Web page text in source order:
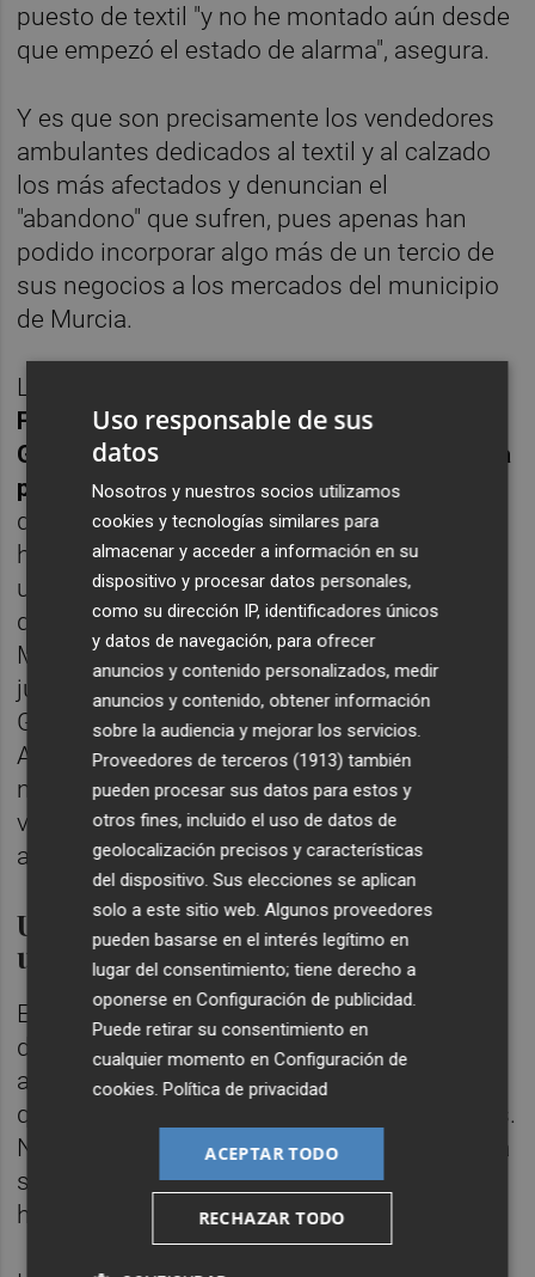
puesto de textil "y no he montado aún desde
que empezó el estado de alarma", asegura.
Y es que son precisamente los vendedores
ambulantes dedicados al textil y al calzado
los más afectados y denuncian el
"abandono" que sufren, pues apenas han
podido incorporar algo más de un tercio de
sus negocios a los mercados del municipio
de Murcia.
Los grandes mercadillos, como el de
Fama, El Palmar o el de Santa María de
Gracia, que todavía tienen que esperar para
ponerse en marcha, Vinagre explica que el
de El Palmar aún no ha empezado "porque
hay falta de acuerdo con el cambio de
ubicación que pretende el Ayuntamiento y
que no convence a todos los vendedores".
Mientras, para que se retomen los de los
jueves de Murcia, la Fama y Santa María de
Gracia, "estamos esperando que el
Ayuntamiento nos dé una solución, algo que
no han hecho tras varias reuniones. No
vamos a esperar más y queremos que el
alcalde dé una solución", destaca.
Una reunión el lunes en busca de
un acuerdo
Este lunes, los representantes de los
diferentes colectivos y cooperativas
afectadas están citados a una reunión en la
que decidirán el futuro de las movilizaciones.
No obstante, Vinagre advierte que habrá una
segunda manifestación si la situación no se
ha resuelto antes del próximo viernes.
Uso responsable de sus
datos
Nosotros y nuestros socios utilizamos
cookies y tecnologías similares para
almacenar y acceder a información en su
dispositivo y procesar datos personales,
como su dirección IP, identificadores únicos
y datos de navegación, para ofrecer
anuncios y contenido personalizados, medir
anuncios y contenido, obtener información
sobre la audiencia y mejorar los servicios.
Proveedores de terceros (1913) también
pueden procesar sus datos para estos y
otros fines, incluido el uso de datos de
geolocalización precisos y características
del dispositivo. Sus elecciones se aplican
solo a este sitio web. Algunos proveedores
pueden basarse en el interés legítimo en
lugar del consentimiento; tiene derecho a
oponerse enConfiguración de publicidad
Puede retirar su consentimiento en
cualquier momento enConfiguración de
cookies .Política de privacidad
ACEPTAR TODO
RECHAZAR TODO